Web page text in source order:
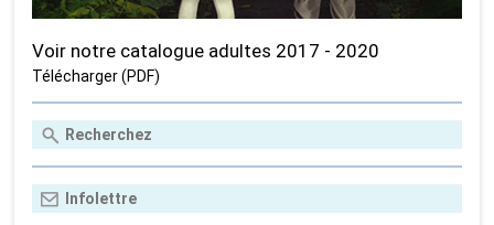
Voir notre catalogue adultes 2017 - 2020
Télécharger (PDF)